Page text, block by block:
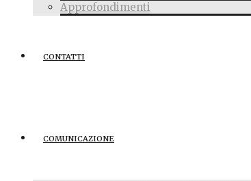
Approfondimenti
CONTATTI
COMUNICAZIONE